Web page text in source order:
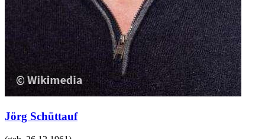
Jörg Schüttauf